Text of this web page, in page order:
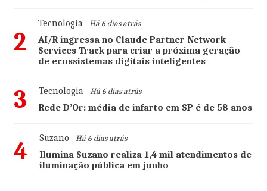
2
Tecnologia- Há 6 dias atrás
AI/R ingressa no Claude Partner Network
Services Track para criar a próxima geração
de ecossistemas digitais inteligentes
3 Tecnologia- Há 6 dias atrás
Rede D’Or: média de infarto em SP é de 58 anos
4 Suzano - Há 6 dias atrás
Ilumina Suzano realiza 1,4 mil atendimentos de
iluminação pública em junho